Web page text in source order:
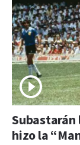
Subastarán
hizo la